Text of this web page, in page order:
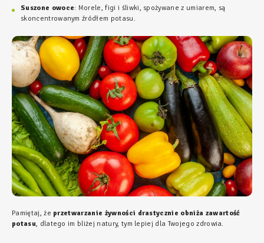
Suszone owoce: Morele, figi i śliwki, spożywane z umiarem, są
skoncentrowanym źródłem potasu.
Pamiętaj, że przetwarzanie żywności drastycznie obniża zawartość
potasu, dlatego im bliżej natury, tym lepiej dla Twojego zdrowia.